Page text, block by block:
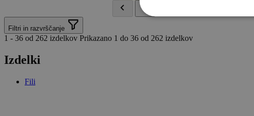
Filtri in razvrščanje
1 - 36 od 262 izdelkov Prikazano 1 do 36 od 262 izdelkov
Izdelki
Fili